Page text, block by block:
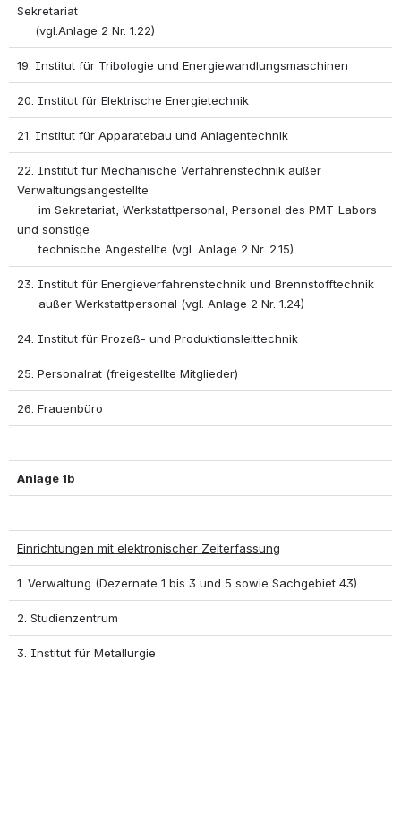
Sekretariat
(vgl.Anlage 2 Nr. 1.22)
19. Institut für Tribologie und Energiewandlungsmaschinen
20. Institut für Elektrische Energietechnik
21. Institut für Apparatebau und Anlagentechnik
22. Institut für Mechanische Verfahrenstechnik außer
Verwaltungsangestellte
im Sekretariat, Werkstattpersonal, Personal des PMT-Labors
und sonstige
technische Angestellte (vgl. Anlage 2 Nr. 2.15)
23. Institut für Energieverfahrenstechnik und Brennstofftechnik
außer Werkstattpersonal (vgl. Anlage 2 Nr. 1.24)
24. Institut für Prozeß- und Produktionsleittechnik
25. Personalrat (freigestellte Mitglieder)
26. Frauenbüro
Anlage 1b
Einrichtungen mit elektronischer Zeiterfassung
1. Verwaltung (Dezernate 1 bis 3 und 5 sowie Sachgebiet 43)
2. Studienzentrum
3. Institut für Metallurgie